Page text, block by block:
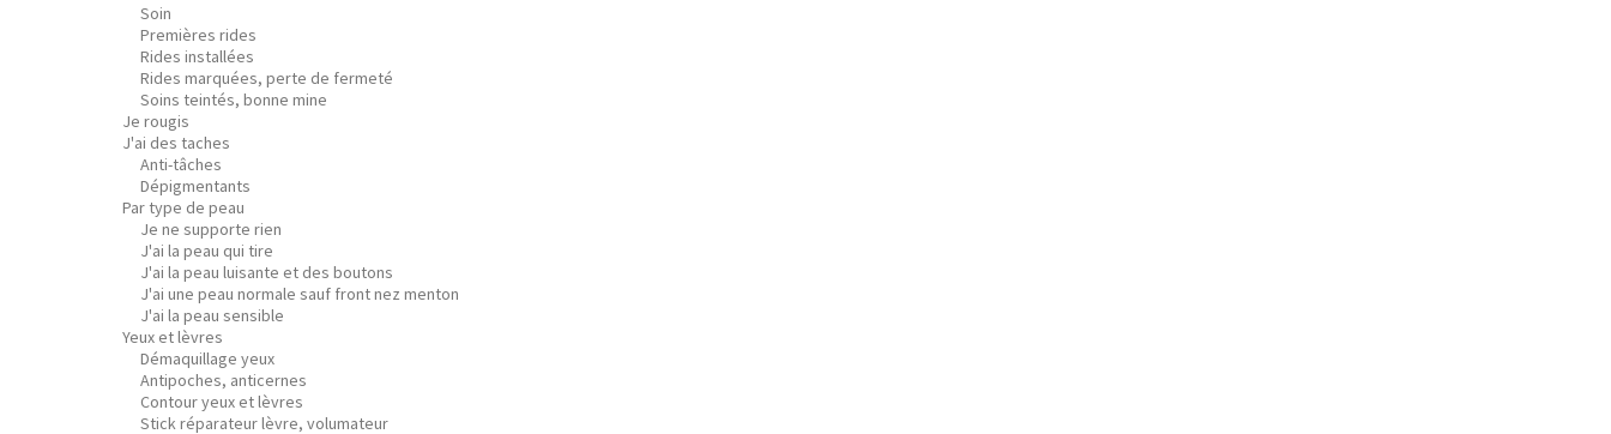
Soin
Premières rides
Rides installées
Rides marquées, perte de fermeté
Soins teintés, bonne mine
Je rougis
J'ai des taches
Anti-tâches
Dépigmentants
Par type de peau
Je ne supporte rien
J'ai la peau qui tire
J'ai la peau luisante et des boutons
J'ai une peau normale sauf front nez menton
J'ai la peau sensible
Yeux et lèvres
Démaquillage yeux
Antipoches, anticernes
Contour yeux et lèvres
Stick réparateur lèvre, volumateur